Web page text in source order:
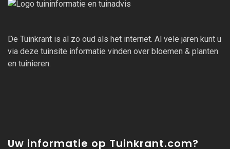
De Tuinkrant is al zo oud als het internet. Al vele jaren kunt u
via deze tuinsite informatie vinden over bloemen & planten
en tuinieren.
Uw informatie op Tuinkrant.com?